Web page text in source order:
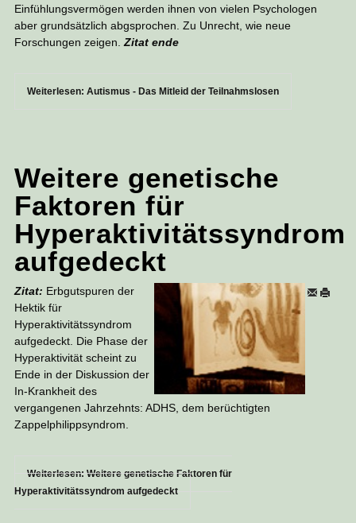
Einfühlungsvermögen werden ihnen von vielen Psychologen
aber grundsätzlich abgsprochen. Zu Unrecht, wie neue
Forschungen zeigen.Zitat ende
Weiterlesen: Autismus - Das Mitleid der Teilnahmslosen
Weitere genetische
Faktoren für
Hyperaktivitätssyndrom
aufgedeckt
Zitat: Erbgutspuren der
Hektik für
Hyperaktivitätssyndrom
aufgedeckt. Die Phase der
Hyperaktivität scheint zu
Ende in der Diskussion der
In-Krankheit des
vergangenen Jahrzehnts: ADHS, dem berüchtigten
Zappelphilippsyndrom.
Weiterlesen: Weitere genetische Faktoren für
Hyperaktivitätssyndrom aufgedeckt